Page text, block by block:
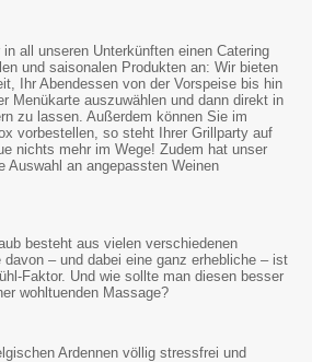
all unseren Unterkünften einen Catering
und saisonalen Produkten an: Wir bieten
Ihr Abendessen von der Vorspeise bis hin
Menükarte auszuwählen und dann direkt in
zu lassen. Außerdem können Sie im
vorbestellen, so steht Ihrer Grillparty auf
nichts mehr im Wege! Zudem hat unser
Auswahl an angepassten Weinen
besteht aus vielen verschiedenen
davon – und dabei eine ganz erhebliche – ist
Faktor. Und wie sollte man diesen besser
wohltuenden Massage?
Ardennen völlig stressfrei und